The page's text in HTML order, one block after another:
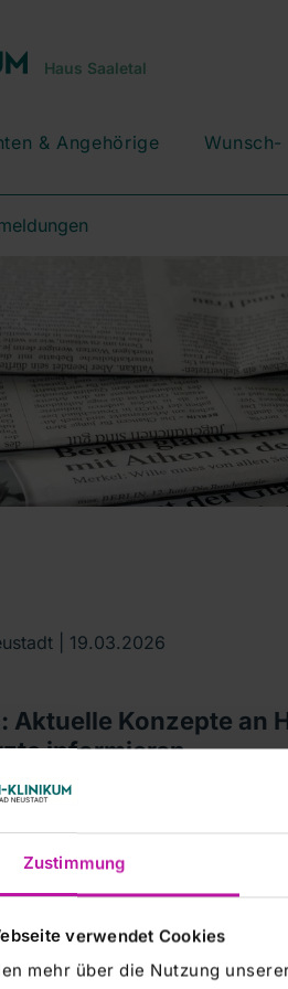
Zustimmung
verwendet Cookies
mehr über die Nutzung
Haus Saaletal
& Angehörige Wunsch-
| 19.03.2026
Aktuelle Konzepte an
informieren
Neustadt lädt am Montag, den
– Aktuelle
ein.
wie Schulter-, Hüft- und
Therapien die
Endoprothese –